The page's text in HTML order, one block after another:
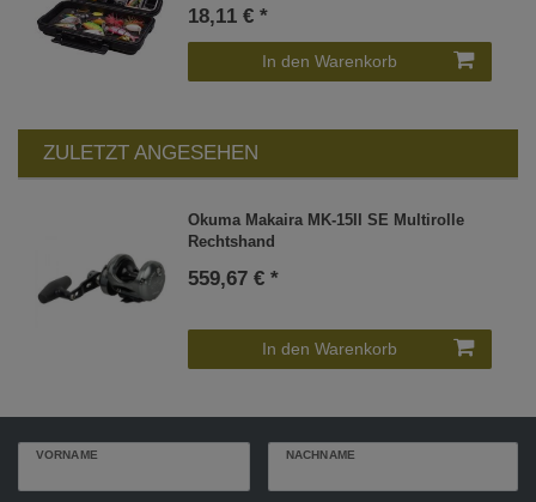
18,11 € *
In den Warenkorb
ZULETZT ANGESEHEN
Okuma Makaira MK-15II SE Multirolle
Rechtshand
559,67 € *
In den Warenkorb
VORNAME NACHNAME